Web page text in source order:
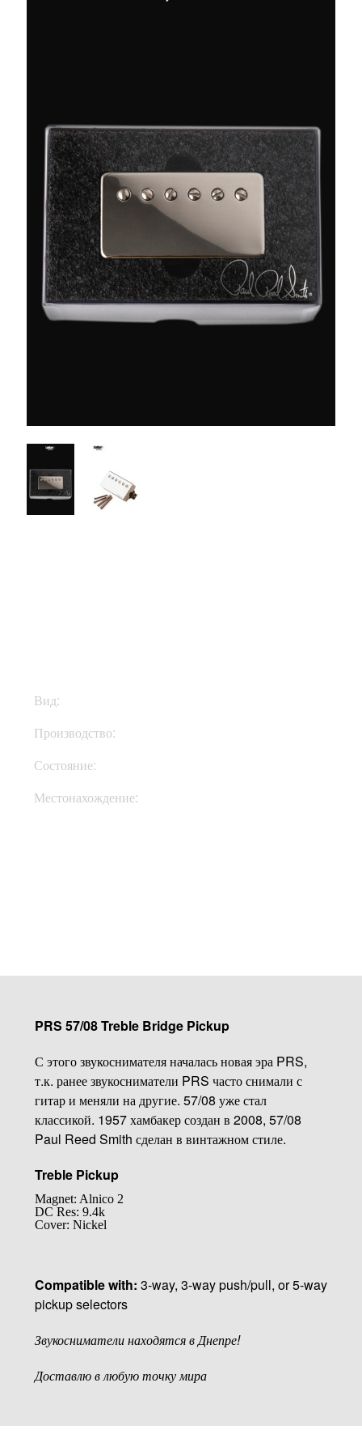
Вид:
Производство:
Состояние:
Местонахождение:
PRS 57/08 Treble Bridge Pickup
С этого звукоснимателя началась новая эра PRS,
т.к. ранее звукосниматели PRS часто снимали с
гитар и меняли на другие. 57/08 уже стал
классикой. 1957 хамбакер создан в 2008, 57/08
Paul Reed Smith сделан в винтажном стиле.
Treble Pickup
Magnet: Alnico 2
DC Res: 9.4k
Cover: Nickel
Compatible with: 3-way, 3-way push/pull, or 5-way
pickup selectors
Звукосниматели находятся в Днепре!
Доставлю в любую точку мира